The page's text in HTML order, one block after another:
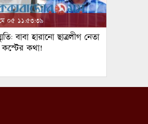
০৫ ১১:৫৩:৩৯
বাবা হারানো ছাত্রলীগ নেতা
কথা!